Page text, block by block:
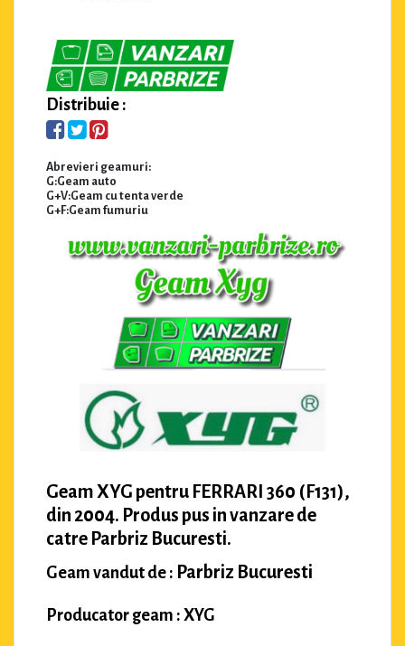
Distribuie :
Abrevieri geamuri:
G:Geam auto
G+V:Geam cu tenta verde
G+F:Geam fumuriu
Geam XYG pentru FERRARI 360 (F131),
din 2004. Produs pus in vanzare de
catre Parbriz Bucuresti.
Geam vandut de : Parbriz Bucuresti
Producator geam : XYG